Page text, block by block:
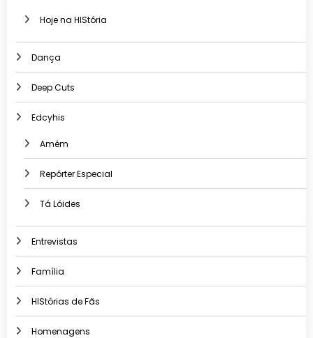
Hoje na HIStória
Dança
Deep Cuts
Edcyhis
Amém
Repórter Especial
Tá Lóides
Entrevistas
Família
HIStórias de Fãs
Homenagens